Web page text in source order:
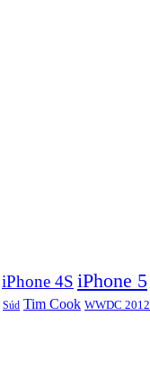
iPhone 4S iPhone 5
Súd Tim Cook WWDC 2012